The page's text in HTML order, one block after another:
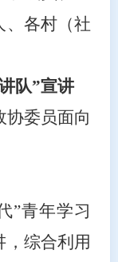
、各村（社
队”宣讲
协委员面向
”青年学习
综合利用